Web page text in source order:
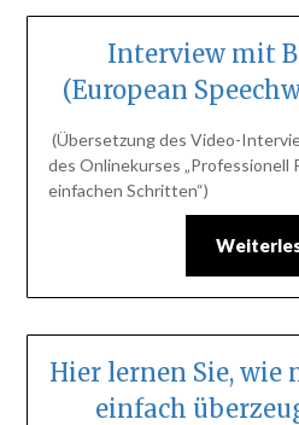
Interview mit
(European
(Übersetzung des Video-
des Onlinekurses „Professionell
einfachen Schritten“)
Hier lernen Sie, wie
einfach